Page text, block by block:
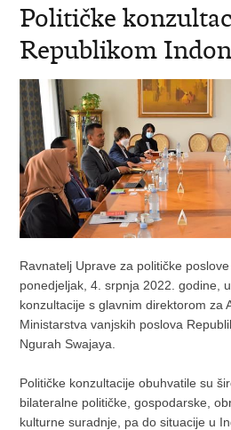
Političke
Republikom
Ravnatelj Uprave za političke
ponedjeljak, 4. srpnja 2022. godine,
konzultacije s glavnim direktorom za
Ministarstva vanjskih poslova
Ngurah Swajaya.
Političke konzultacije obuhvatile su
bilateralne političke, gospodarske,
kulturne suradnje, pa do situacije u